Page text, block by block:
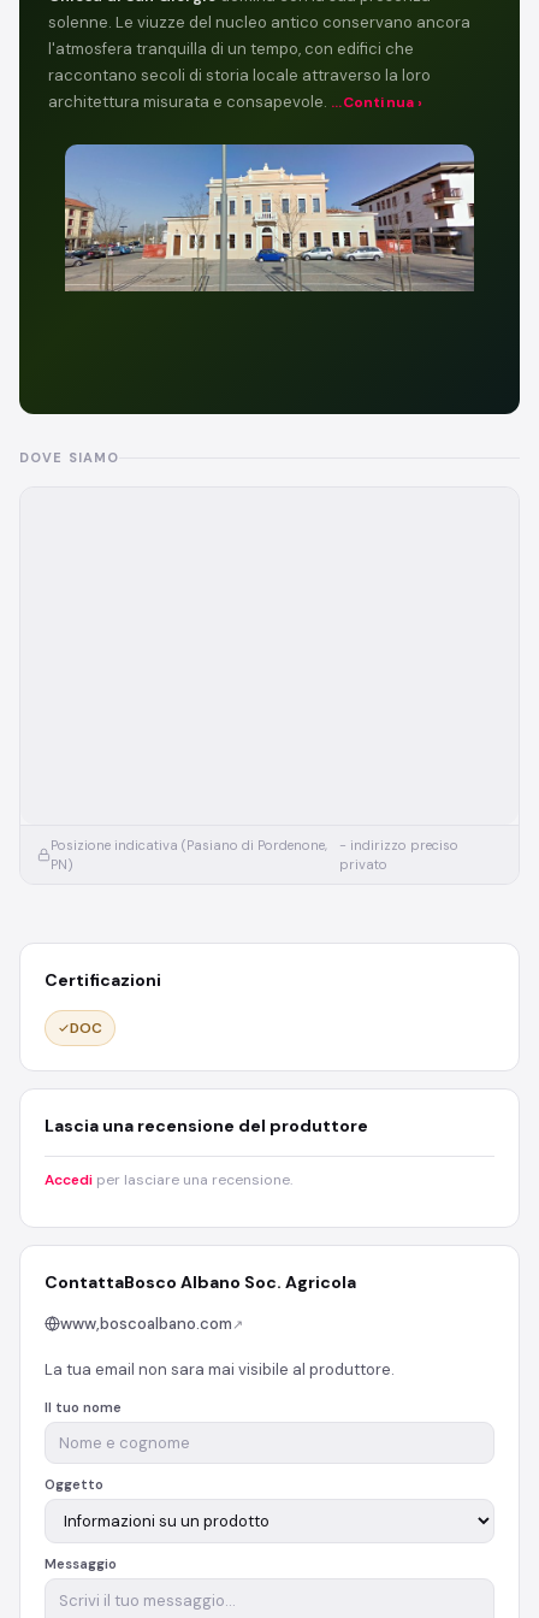
solenne. Le viuzze del nucleo antico conservano ancora
l'atmosfera tranquilla di un tempo, con edifici che
raccontano secoli di storia locale attraverso la loro
architettura misurata e consapevole. ...Continua ›
DOVE SIAMO
Posizione indicativa (Pasiano di Pordenone,
PN)
- indirizzo preciso
privato
Certificazioni
DOC
Lascia una recensione del produttore
Accedi per lasciare una recensione.
ContattaBosco Albano Soc. Agricola
www,boscoalbano.com ↗
La tua email non sara mai visibile al produttore.
Il tuo nome
Oggetto
Messaggio